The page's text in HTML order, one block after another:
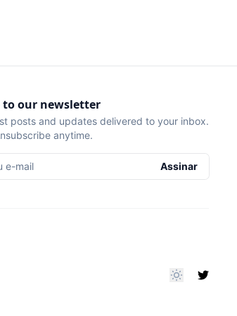
to our newsletter
posts and updates delivered to your inbox.
anytime.
e-mail Assinar